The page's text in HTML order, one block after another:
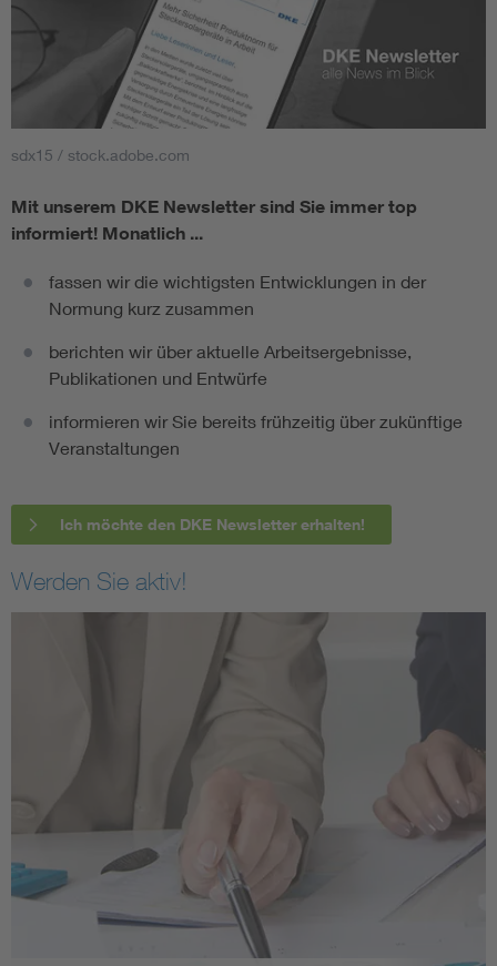
sdx15 / stock.adobe.com
Mit unserem DKE Newsletter sind Sie immer top
informiert! Monatlich ...
fassen wir die wichtigsten Entwicklungen in der
Normung kurz zusammen
berichten wir über aktuelle Arbeitsergebnisse,
Publikationen und Entwürfe
informieren wir Sie bereits frühzeitig über zukünftige
Veranstaltungen
Ich möchte den DKE Newsletter erhalten!
Werden Sie aktiv!